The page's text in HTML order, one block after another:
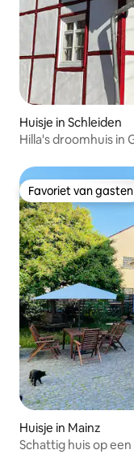
Huisje in Schleiden
Hilla's droomhuis in
Favoriet van gasten
Favoriet van gasten
Huisje in Mainz
Schattig huis op